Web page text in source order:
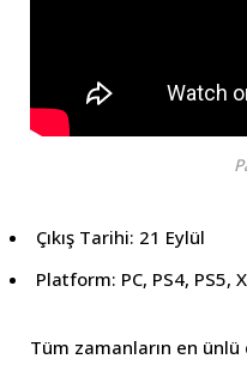
Çıkış Tarihi: 21 Eylül
Platform: PC, PS4, PS5,
Tüm zamanların en ünlü